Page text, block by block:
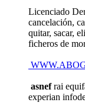
Licenciado
cancelación,
quitar, sacar,
ficheros de
asnefrai
experian